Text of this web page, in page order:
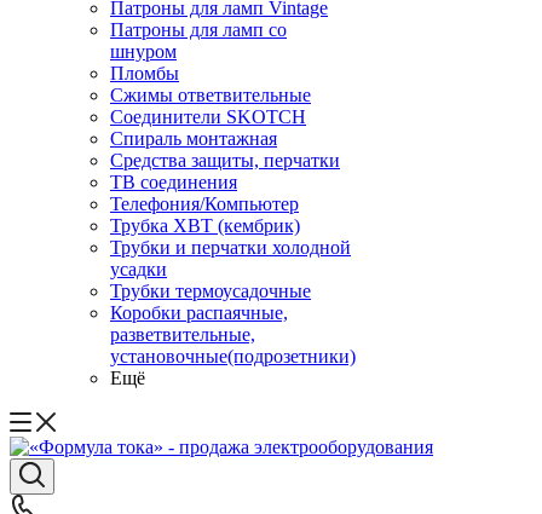
Патроны для ламп Vintage
Патроны для ламп со
шнуром
Пломбы
Сжимы ответвительные
Соединители SKOTCH
Спираль монтажная
Средства защиты, перчатки
ТВ соединения
Телефония/Компьютер
Трубка ХВТ (кембрик)
Трубки и перчатки холодной
усадки
Трубки термоусадочные
Коробки распаячные,
разветвительные,
установочные(подрозетники)
Ещё